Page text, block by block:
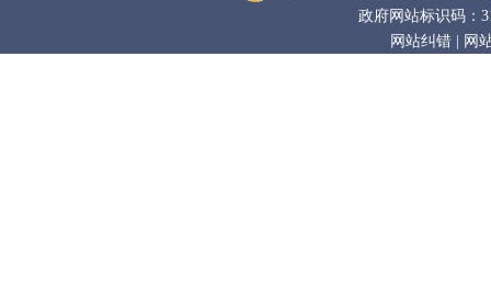
政府网站标识码：
网站纠错
网